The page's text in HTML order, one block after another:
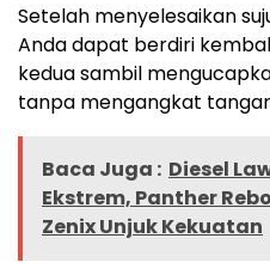
Setelah menyelesaikan
Anda dapat berdiri
kedua sambil
tanpa mengangkat
Baca Juga : Diesel
Ekstrem, Panther
Zenix Unjuk Kekuatan